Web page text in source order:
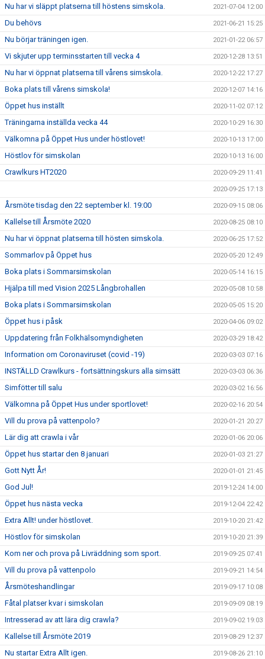
Nu har vi släppt platserna till höstens simskola. 2021-07-04 12:00
Du behövs 2021-06-21 15:25
Nu börjar träningen igen. 2021-01-22 06:57
Vi skjuter upp terminsstarten till vecka 4 2020-12-28 13:51
Nu har vi öppnat platserna till vårens simskola. 2020-12-22 17:27
Boka plats till vårens simskola! 2020-12-07 14:16
Öppet hus inställt 2020-11-02 07:12
Träningarna inställda vecka 44 2020-10-29 16:30
Välkomna på Öppet Hus under höstlovet! 2020-10-13 17:00
Höstlov för simskolan 2020-10-13 16:00
Crawlkurs HT2020 2020-09-29 11:41
2020-09-25 17:13
Årsmöte tisdag den 22 september kl. 19:00 2020-09-15 08:06
Kallelse till Årsmöte 2020 2020-08-25 08:10
Nu har vi öppnat platserna till hösten simskola. 2020-06-25 17:52
Sommarlov på Öppet hus 2020-05-20 12:49
Boka plats i Sommarsimskolan 2020-05-14 16:15
Hjälpa till med Vision 2025 Långbrohallen 2020-05-08 10:58
Boka plats i Sommarsimskolan 2020-05-05 15:20
Öppet hus i påsk 2020-04-06 09:02
Uppdatering från Folkhälsomyndigheten 2020-03-29 18:42
Information om Coronaviruset (covid -19) 2020-03-03 07:16
INSTÄLLD Crawlkurs - fortsättningskurs alla simsätt 2020-03-03 06:36
Simfötter till salu 2020-03-02 16:56
Välkomna på Öppet Hus under sportlovet! 2020-02-16 20:54
Vill du prova på vattenpolo? 2020-01-21 20:27
Lär dig att crawla i vår 2020-01-06 20:06
Öppet hus startar den 8 januari 2020-01-03 21:27
Gott Nytt År! 2020-01-01 21:45
God Jul! 2019-12-24 14:00
Öppet hus nästa vecka 2019-12-04 22:42
Extra Allt! under höstlovet. 2019-10-20 21:42
Höstlov för simskolan 2019-10-20 21:39
Kom ner och prova på Livräddning som sport. 2019-09-25 07:41
Vill du prova på vattenpolo 2019-09-21 14:54
Årsmöteshandlingar 2019-09-17 10:08
Fåtal platser kvar i simskolan 2019-09-09 08:19
Intresserad av att lära dig crawla? 2019-09-02 19:03
Kallelse till Årsmöte 2019 2019-08-29 12:37
Nu startar Extra Allt igen. 2019-08-26 21:10